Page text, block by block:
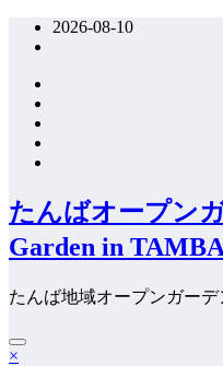
ッ
2026-08-10
たんばオープン
Garden in
たんば地域オープンガーデ
×